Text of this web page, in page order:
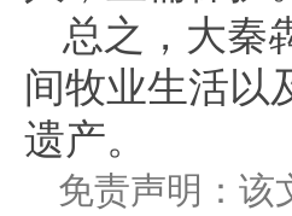
总之，大秦
间牧业生活以
遗产。
免责声明：该